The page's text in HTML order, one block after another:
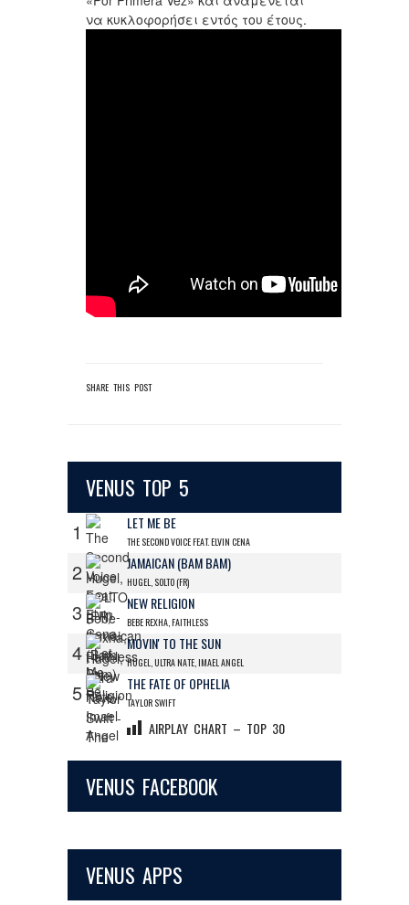
να κυκλοφορήσει εντός του έτους.
SHARE THIS POST
VENUS TOP 5
1 LET ME BE
THE SECOND VOICE FEAT. ELVIN CENA
2 JAMAICAN (BAM BAM)
HUGEL, SOLTO (FR)
3 NEW RELIGION
BEBE REXHA, FAITHLESS
4 MOVIN' TO THE SUN
HUGEL, ULTRA NATE, IMAEL ANGEL
5 THE FATE OF OPHELIA
TAYLOR SWIFT
AIRPLAY CHART – TOP 30
VENUS FACEBOOK
VENUS APPS